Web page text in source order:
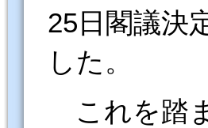
25日閣議決
した。
これを踏